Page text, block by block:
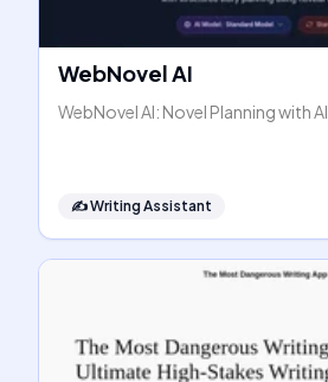
WebNovel AI
WebNovel AI: Novel Planning with AI
✍️Writing Assistant